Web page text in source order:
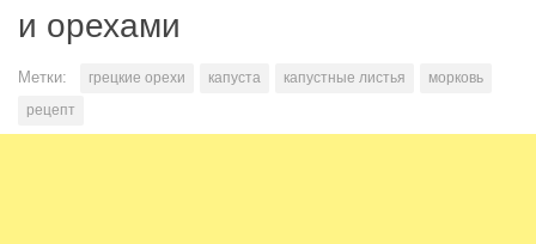
и орехами
Метки: грецкие орехи капуста капустные листья
морковь
рецепт